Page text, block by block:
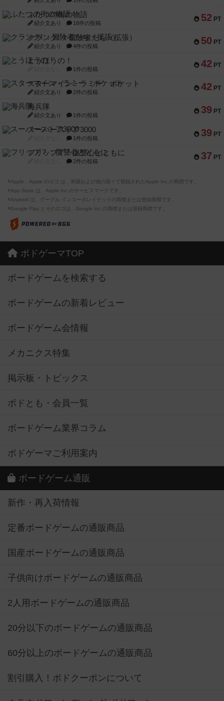
52 PT
ふたつの街の物語
紹介文あり 18件の投稿
50 PT
クランク! ：冒険者たち（拡張）
紹介文あり 4件の投稿
42 PT
とうほうの！
1件の投稿
42 PT
スターマイン・ラミー ポケット
紹介文あり 2件の投稿
39 PT
海兵隊
紹介文あり 1件の投稿
39 PT
スーパーストア3000
1件の投稿
37 PT
フリップ７：復讐心とともに
2件の投稿
※Apple、Apple のロゴ は、米国および他の国々で登録されたApple Inc.の商標です。
※App Store は、Apple Inc.のサービスマークです。
※Android は、グーグル インコーポレイテッドの商標または登録商標です。
※Google Play とそのロゴは、Google Inc.の商標または登録商標です。
ボドゲーマTOP
ボードゲームを検索する
ボードゲームの新着レビュー
ボードゲーム会情報
メカニクス特集
掲示板・トピックス
ボドとも・会員一覧
ボードゲーム業界コラム
ボドゲーマご利用案内
ボードゲーム通販
新作・再入荷情報
定番ボードゲームの通販商品
国産ボードゲームの通販商品
子供向けボードゲームの通販商品
2人用ボードゲームの通販商品
20分以下のボードゲームの通販商品
60分以上のボードゲームの通販商品
割引購入！ボドクーポンについて